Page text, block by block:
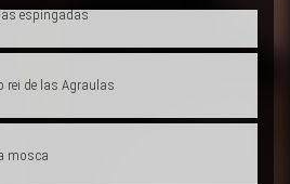
espingadas
rei de las Agraulas
mosca